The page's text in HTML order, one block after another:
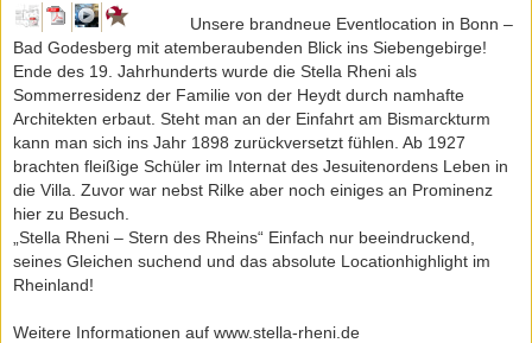
Unsere brandneue Eventlocation in Bonn –
Bad Godesberg mit atemberaubenden Blick ins Siebengebirge!
Ende des 19. Jahrhunderts wurde die Stella Rheni als
Sommerresidenz der Familie von der Heydt durch namhafte
Architekten erbaut. Steht man an der Einfahrt am Bismarckturm
kann man sich ins Jahr 1898 zurückversetzt fühlen. Ab 1927
brachten fleißige Schüler im Internat des Jesuitenordens Leben in
die Villa. Zuvor war nebst Rilke aber noch einiges an Prominenz
hier zu Besuch.
„Stella Rheni – Stern des Rheins“ Einfach nur beeindruckend,
seines Gleichen suchend und das absolute Locationhighlight im
Rheinland!
Weitere Informationen auf www.stella-rheni.de